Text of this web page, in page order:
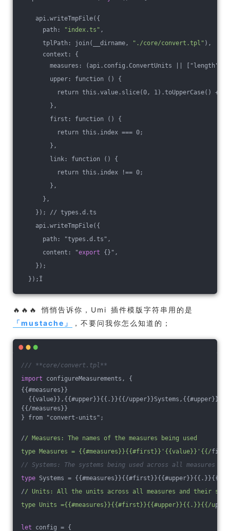
api.writeTmpFile({
path:
"index.ts" ,
tplPath: join(__dirname,
"./core/convert.tpl" ),
context: {
measures:
( api.config.ConvertUnits || ["length"]
upper : function ()
{
return this .value . slice(0, 1).toUpperCase() +
},
first : function ()
{
return this . index === 0;
},
link : function ()
{
return this . index !== 0;
},
},
}); // types .d .ts
api .writeTmpFile( {
path: "types.d.ts",
content: "export {}",
} );
});Ï
🔥🔥🔥 悄悄告诉你，Umi 插件模版字符串用的是
「mustache 」 ，不要问我你怎么知道的；
/// **core/convert.tpl**
import configureMeasurements, {
{{#measures}}
{{value}},{{#upper}}{{.}}{{ /
{{ /measures}}
} from "convert-units";
// Measures: The names of the measures being used
type Measures = {{#measures}}{{#first}}'{{value}}'{{/
// Systems: The systems being used across all measures
type Systems = {{#measures}}{{#first}}{{#upper}}{{.}}{{
// Units: All the units across all measures and their
type Units ={{#measures}}{{#first}}{{#upper}}{{.}}{{/u
let config = {